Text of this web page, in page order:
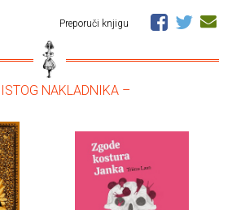
Preporuči knjigu
NAKLADNIKA –